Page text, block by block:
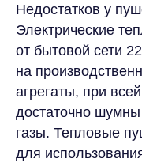
Недостатков у
Электрические
от бытовой сети
на
агрегаты, при
достаточно
газы. Тепловые
для